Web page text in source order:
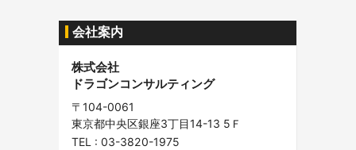
会社案内
株式会社
ドラゴンコンサルティング
〒104-0061
東京都中央区銀座3丁目14-13 5Ｆ
TEL : 03-3820-1975